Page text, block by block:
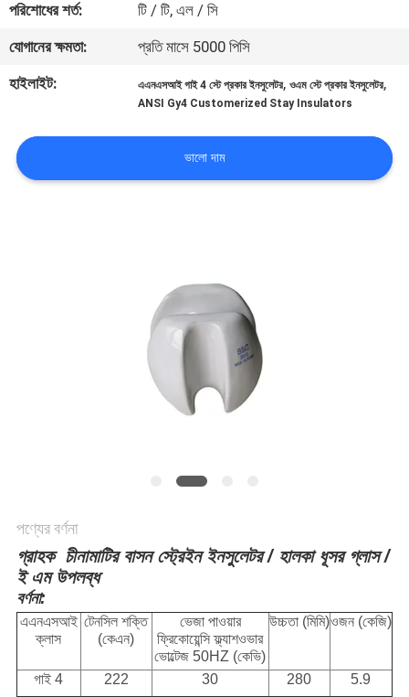
যোগাযোগ
করুন
খবর
সাইট
পরিশোধের শর্ত:
টি / টি, এল / সি
যোগানের ক্ষমতা:
প্রতি মাসে 5000 পিসি
হাইলাইট:
এএনএসআই গাই 4 স্টে প্রকার ইনসুলেটর,ওএম স্টে প্রকার ইনসুলেটর,
ANSI Gy4 Customerized Stay Insulators
ভালো দাম
পণ্যের বর্ণনা
গ্রাহক চীনামাটির বাসন স্ট্রেইন ইনসুলেটর / হালকা ধূসর গ্লাস /
ই এম উপলব্ধ
বর্ণনা:
এএনএসআই
ক্লাস
টেনসিল শক্তি
(কেএন)
ভেজা পাওয়ার
ফ্রিকোয়েন্সি ফ্ল্যাশওভার
ভোল্টেজ 50HZ (কেভি)
উচ্চতা (মিমি)ওজন (কেজি)
গাই 4 222 30 280
5.9